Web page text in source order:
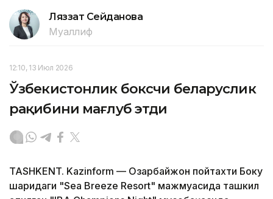
Ляззат Сейданова
Муаллиф
12:10, 13 Июл 2026
Ўзбекистонлик боксчи беларуслик
рақибини мағлуб этди
TASHKENT. Kazinform — Озарбайжон пойтахти Боку
шаҳридаги "Sea Breeze Resort" мажмуасида ташкил